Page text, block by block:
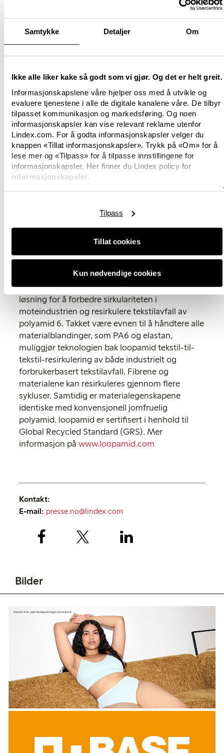
Samtykke Detaljer Om
Ikke alle liker kake så godt som vi gjør. Og det er helt greit.
Informasjonskapslene våre hjelper oss med å utvikle og
evaluere tjenestene i alle de digitale kanalene våre. De tilbyr
tilpasset kommunikasjon og markedsføring. Og noen
informasjonskapsler kan vise relevant reklame utenfor
Lindex.com. For å godta informasjonskapsler velger du
knappen «Tillat informasjonskapsler». Trykk på «Om» for å
lese mer og «Tilpass» for å tilpasse innstillingene for
informasjonskapsler. Her finner du Lindex policy for
informasjonskapsler.
Tillat cookies
Tilpass
Kun nødvendige cookies
av 2026 skal 100 prosent av materialene som
brukes være resirkulerte eller komme fra
bærekraftige kilder.
fremtid. Vår ambisjon: Vi ønsker å være det
kundenes grønne omstilling. Vi kombinerer
økonomisk suksess med miljøvern og sosialt
ansvar. Rundt 108 000 ansatte i BASF-konsernet
bidrar til våre kunders suksess i nesten alle
bransjer og i nesten alle land i verden. Vår
portefølje består av kjerneområdene Chemicals,
Materials, Industrial Solutions og Nutrition &
Care; våre selvstendige virksomheter er samlet i
segmentene Surface Technologies og
omsetning på rundt 60 milliarder euro i 2025.
BASF-aksjer handles på børsen i Frankfurt (BAS)
og som American Depositary Receipts (BASFY) i
USA. Mer informasjon påwww.basf.com.
Om loopamid®
Med loopamid har BASF utviklet en innovativ
løsning for å forbedre sirkulariteten i
moteindustrien og resirkulere tekstilavfall av
polyamid 6. Takket være evnen til å håndtere alle
materialblandinger, som PA6 og elastan,
muliggjør teknologien bak loopamid tekstil-til-
tekstil-resirkulering av både industrielt og
forbrukerbasert tekstilavfall. Fibrene og
materialene kan resirkuleres gjennom flere
sykluser. Samtidig er materialegenskapene
identiske med konvensjonell jomfruelig
polyamid. loopamid er sertifisert i henhold til
Global Recycled Standard (GRS). Mer
informasjon på www.loopamid.com
Kontakt:
E-mail: presse.no@lindex.com
Bilder